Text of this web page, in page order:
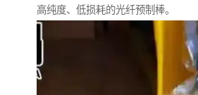
高纯度、低损耗的光纤预制棒。